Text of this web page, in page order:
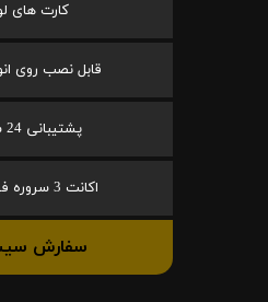
کارت های
قابل نصب روی
پشتیبانی 24 ساعته
اکانت 3 سروره فول آپشن
سفارش